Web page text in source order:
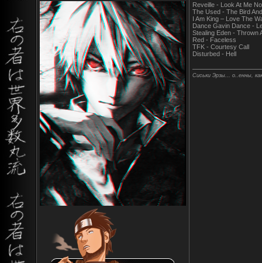
Reveille - Look At Me
The Used - The Bird
I Am King – Love The
Dance Gavin Dance -
Stealing Eden - Thrown
Red - Faceless
TFK - Courtesy Call
Disturbed - Hell
Сиськи Эрзы... о..енны,